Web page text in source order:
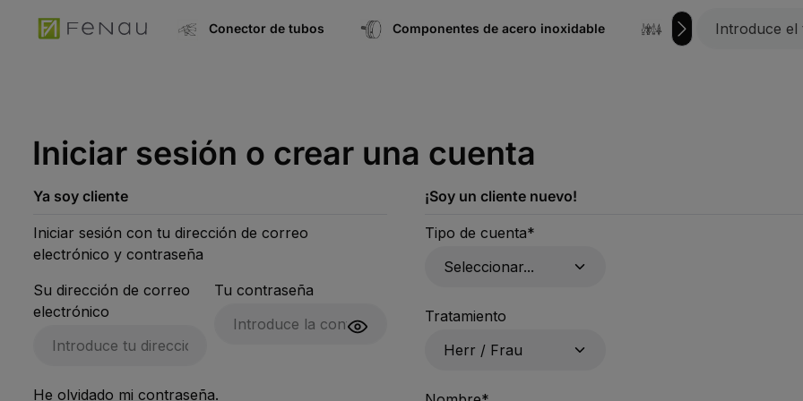
Ir a la navegación principalConector de tubos Componentes de acero inoxidable hierro forjado
Iniciar sesión o crear una cuenta
Ya soy cliente
Iniciar sesión con tu dirección de correo
electrónico y contraseña
Su dirección de correo
electrónico
Tu contraseña
He olvidado mi contraseña.
¡Soy un cliente nuevo!
Datos personales
Tipo de cuenta*
Tratamiento